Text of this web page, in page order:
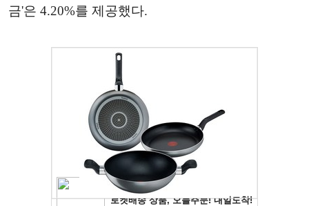
금'은 4.20%를 제공했다.